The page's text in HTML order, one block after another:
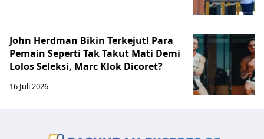
John Herdman Bikin Terkejut! Para
Pemain Seperti Tak Takut Mati Demi
Lolos Seleksi, Marc Klok Dicoret?
16 Juli 2026